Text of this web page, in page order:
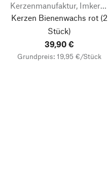
Kerzenmanufaktur, Imkerei & Gänserei Stephan Becker
Kerzen Bienenwachs rot (2
Stück)
39,90 €
Grundpreis: 19,95 €/Stück